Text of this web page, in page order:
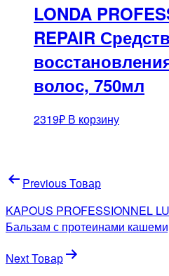
LONDA
REPAIR
волос, 750мл
2319₽ В корзину
Навигация
по
записям
Previous Товар
KAPOUS PROFESSIONNEL
Бальзам с протеинами
Next Товар